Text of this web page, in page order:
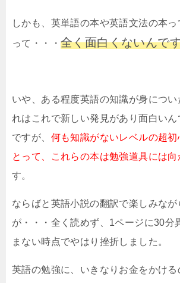
しかも、英単語の本や英語文法の本
って・・・ 全く面白くないんで
いや、ある程度英語の知識が身につい
れはこれで新しい発見があり面白いん
ですが、 何も知識がないレベルの超初
とって、これらの本は勉強道具には向
す。
ならばと英語小説の翻訳で楽しみなが
が・・・全く読めず、1ページに30分
まない時点でやはり挫折しました。
英語の勉強に、いきなりお金をかけ